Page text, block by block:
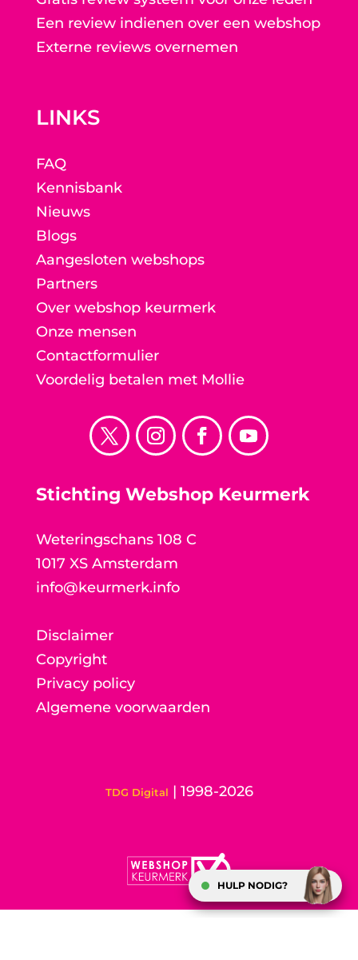
Een review indienen over een webshop
Externe reviews overnemen
LINKS
FAQ
Kennisbank
Nieuws
Blogs
Aangesloten webshops
Partners
Over webshop keurmerk
Onze mensen
Contactformulier
Voordelig betalen met Mollie
Stichting Webshop Keurmerk
Weteringschans 108 C
1017 XS Amsterdam
info@keurmerk.info
Disclaimer
Copyright
Privacy policy
Algemene voorwaarden
TDG Digital | 1998-2026
HULP NODIG?